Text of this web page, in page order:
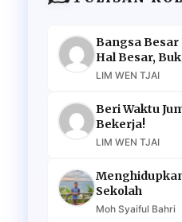
Bangsa Besar
Hal Besar,
Murahan
LIM WEN TJAI
Beri Waktu
Bekerja!
LIM WEN TJAI
Sekolah
Moh Syaiful Bahri